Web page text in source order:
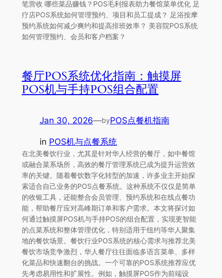
笔营收 哪些菜品赚钱？POS毛利报表助力餐馆菜单优化 足
疗店POS系统如何管理预约、项目和员工提成？ 足浴按摩
预约系统如何减少爽约和提高排班效率？ 美容院POS系统
如何管理预约、会员和客户档案？
餐厅POS系统优化指南：触摸屏
POS机与手持POS组合配置
Jan 30, 2026—byPOS点餐机指南
in POS机与点餐系统
在北美餐饮行业，尤其是针对华人经营的餐厅，如中餐馆
或融合菜系场所，高效的餐厅管理系统已成为提升运营效
率的关键。随着餐饮数字化转型的加速，许多业主开始探
索适合自己业务的POS点餐系统。这种系统不仅仅是简单
的收银工具，还能整合会员管理、预约系统和在线点餐功
能，帮助餐厅应对高峰期订单和客户需求。本文将探讨如
何通过触摸屏POS机与手持POS的组合配置，实现更智能
的点菜系统和整体管理优化，特别适用于纽约等华人聚集
地的餐饮场景。餐饮行业POS系统的核心需求与推荐北美
餐饮市场竞争激烈，华人餐厅往往面临多语言菜单、多样
化菜品和快速翻台的挑战。一个可靠的POS系统推荐应优
先考虑易用性和扩展性。例如，触摸屏POS作为前端设